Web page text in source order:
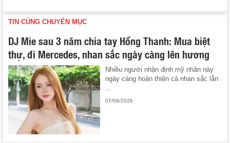
TIN CÙNG CHUYÊN MỤC
DJ Mie sau 3 năm chia tay Hồng Thanh: Mua biệt
thự, đi Mercedes, nhan sắc ngày càng lên hương
Nhiều người nhận định mỹ nhân này
ngày càng hoàn thiện cả nhan sắc lẫn
...
07/08/2026